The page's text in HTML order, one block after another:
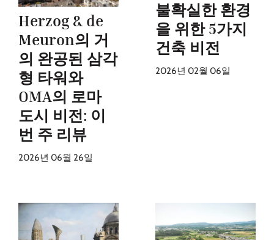
Herzog & de
Meuron의 거
의 완공된 삼각
형 타워와
OMA의 로마
도시 비전: 이
번 주 리뷰
2026년 06월 26일
불확실한 환경
을 위한 5가지
건축 비전
2026년 02월 06일